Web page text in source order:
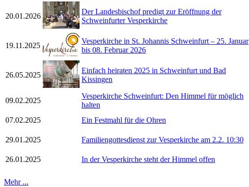
20.01.2026
Der Landesbischof predigt zur Eröffnung der
Schweinfurter Vesperkirche
19.11.2025
Vesperkirche in St. Johannis Schweinfurt – 25. Januar
bis 08. Februar 2026
26.05.2025
Einfach heiraten 2025 in Schweinfurt und Bad
Kissingen
09.02.2025
Vesperkirche Schweinfurt: Den Himmel für möglich
halten
07.02.2025 Ein Festmahl für die Ohren
29.01.2025
Familiengottesdienst zur Vesperkirche am 2.2. 10:30
26.01.2025
In der Vesperkirche steht der Himmel offen
Mehr ...